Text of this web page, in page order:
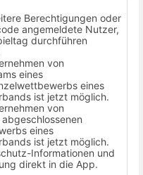
Berechtigungen oder
angemeldete Nutzer,
durchführen
von
eines
eines
ist jetzt möglich.
von
eines
ist jetzt möglich.
Informationen und
direkt in die App.